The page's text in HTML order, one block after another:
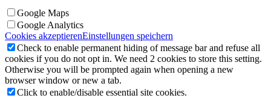
Google Maps
Google Analytics
Cookies akzeptierenEinstellungen speichern
Check to enable permanent hiding of message bar and refuse all
cookies if you do not opt in. We need 2 cookies to store this setting.
Otherwise you will be prompted again when opening a new
browser window or new a tab.
Click to enable/disable essential site cookies.